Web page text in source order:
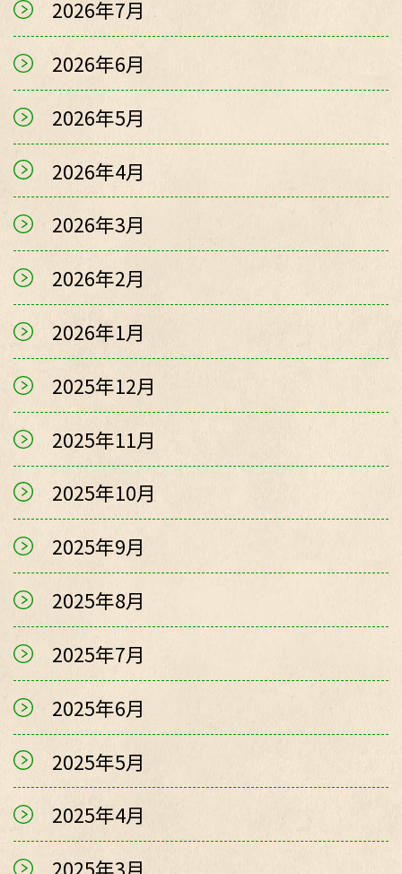
2026年7月
2026年6月
2026年5月
2026年4月
2026年3月
2026年2月
2026年1月
2025年12月
2025年11月
2025年10月
2025年9月
2025年8月
2025年7月
2025年6月
2025年5月
2025年4月
2025年3月